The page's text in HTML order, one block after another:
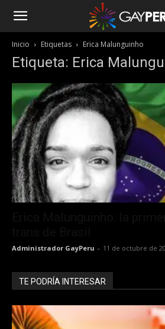
Inicio Etiquetas Erica Malunguinho
Etiqueta: Erica
Administrador GayPeru - 11 de octubre de
TE PODRÍA INTERESAR